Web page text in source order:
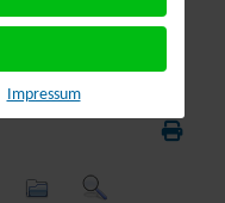
Impressum